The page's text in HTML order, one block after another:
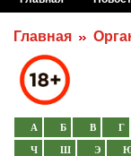
Главная
А Б В Г
Ч Ш Э